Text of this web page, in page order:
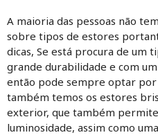
A maioria das pessoas não
sobre tipos de estores
dicas, Se está procura de um
grande durabilidade e com
então pode sempre optar
também temos os estores
exterior, que também
luminosidade, assim como